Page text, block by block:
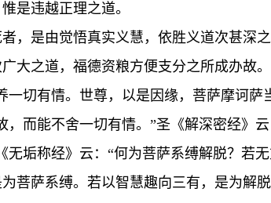
是违越正理之道。
，是由觉悟真实义慧，依胜义道次甚深
大之道，福德资粮方便支分之所成办故
切有情。世尊，以是因缘，菩萨摩诃萨
而能不舍一切有情。”圣《解深密经》
垢称经》云：“何为菩萨系缚解脱？若
菩萨系缚。若以智慧趣向三有，是为解